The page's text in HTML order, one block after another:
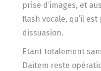
prise d’images, et
flash vocale, qu’il
dissuasion.
Etant totalement
Daitem reste